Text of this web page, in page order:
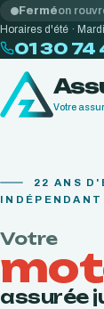
Ferméon
Horaires d'été ·
01 30 74
Votre
22 ANS
Votre
assurée